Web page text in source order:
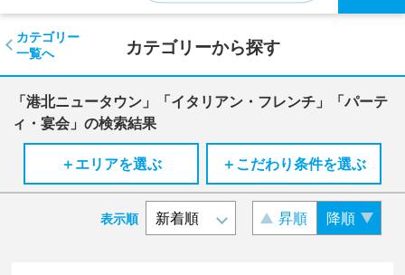
カテゴリーから探す
カテゴリー
一覧へ
「港北ニュータウン」「イタリアン・フレンチ」「パーテ
ィ・宴会」の検索結果
＋エリアを選ぶ
＋こだわり条件を選ぶ
表示順 昇順 降順